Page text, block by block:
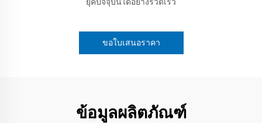
ขอใบเสนอราคา
ข้อมูลผลิตภัณฑ์